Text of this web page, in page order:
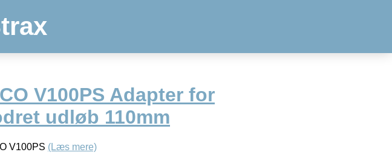
V100PS Adapter for
udløb 110mm
V100PS (Læs mere)